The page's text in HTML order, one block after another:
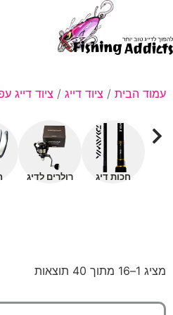
עמוד הבית / ציוד דייג / ציוד דייג
חכות דיג רולרים לדיג
מציג 1–16 מתוך 40 תוצאות